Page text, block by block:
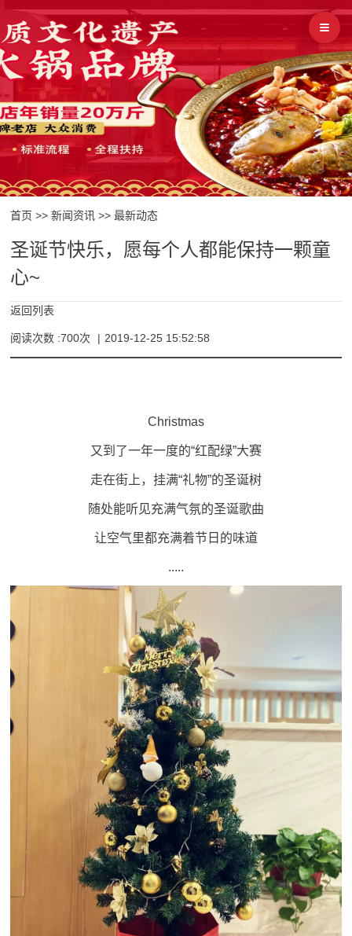
首页 >>新闻资讯 >>最新动态
圣诞节快乐，愿每个人都能保持一颗童
心~
返回列表
阅读次数 :700次 | 2019-12-25 15:52:58
Christmas
又到了一年一度的“红配绿”大赛
走在街上，挂满“礼物”的圣诞树
随处能听见充满气氛的圣诞歌曲
让空气里都充满着节日的味道
.....